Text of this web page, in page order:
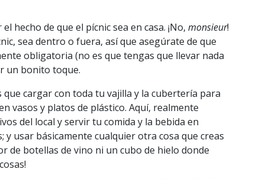
hecho de que el pícnic sea en casa. ¡No, monsieur!
sea dentro o fuera, así que asegúrate de que
obligatoria (no es que tengas que llevar nada
un bonito toque.
cargar con toda tu vajilla y la cubertería para
vasos y platos de plástico. Aquí, realmente
del local y servir tu comida y la bebida en
y usar básicamente cualquier otra cosa que creas
de botellas de vino ni un cubo de hielo donde